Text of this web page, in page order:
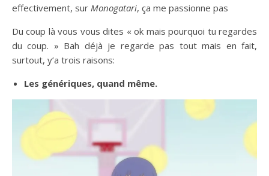
effectivement, sur Monogatari, ça me passionne pas
Du coup là vous vous dites « ok mais pourquoi tu regardes
du coup. » Bah déjà je regarde pas tout mais en fait,
surtout, y’a trois raisons:
Les génériques, quand même.